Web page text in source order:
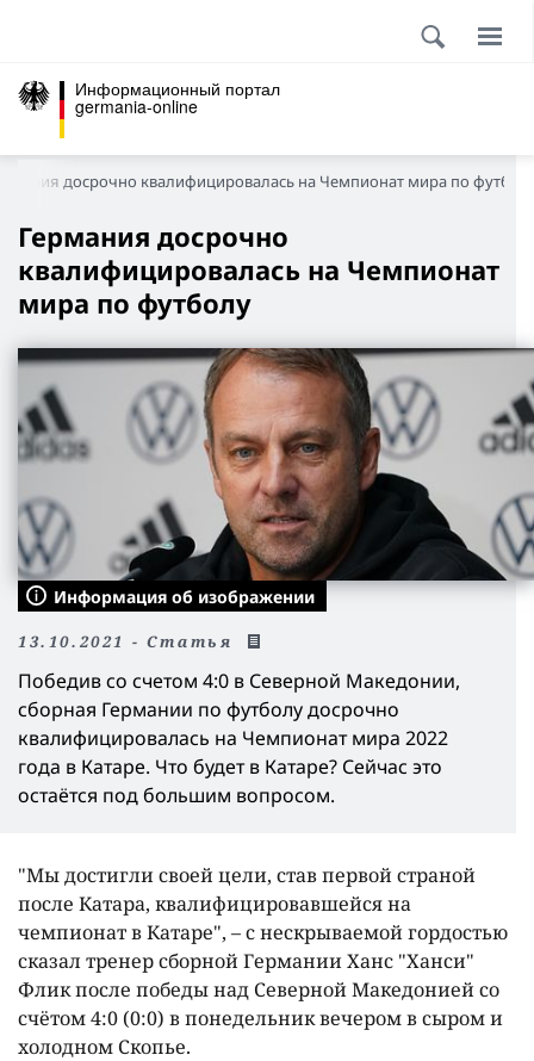
Информационный портал
germania-online
досрочно квалифицировалась на Чемпионат мира по
Германия досрочно
квалифицировалась на Чемпионат
мира по футболу
Информация об изображении
13.10.2021 - Статья
Победив со счетом 4:0 в Северной Македонии,
сборная Германии по футболу досрочно
квалифицировалась на Чемпионат мира 2022
года в Катаре. Что будет в Катаре? Сейчас это
остаётся под большим вопросом.
"Мы достигли своей цели, став первой страной
после Катара, квалифицировавшейся на
чемпионат в Катаре", – с нескрываемой гордостью
сказал тренер сборной Германии Ханс "Ханси"
Флик после победы над Северной Македонией со
счётом 4:0 (0:0) в понедельник вечером в сыром и
холодном Скопье.